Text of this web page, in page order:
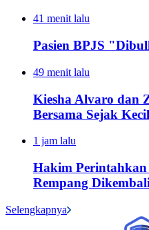
41 menit lalu
Pasien BPJS
49 menit lalu
Kiesha Alvaro dan
Bersama Sejak
1 jam lalu
Hakim
Rempang
Selengkapnya